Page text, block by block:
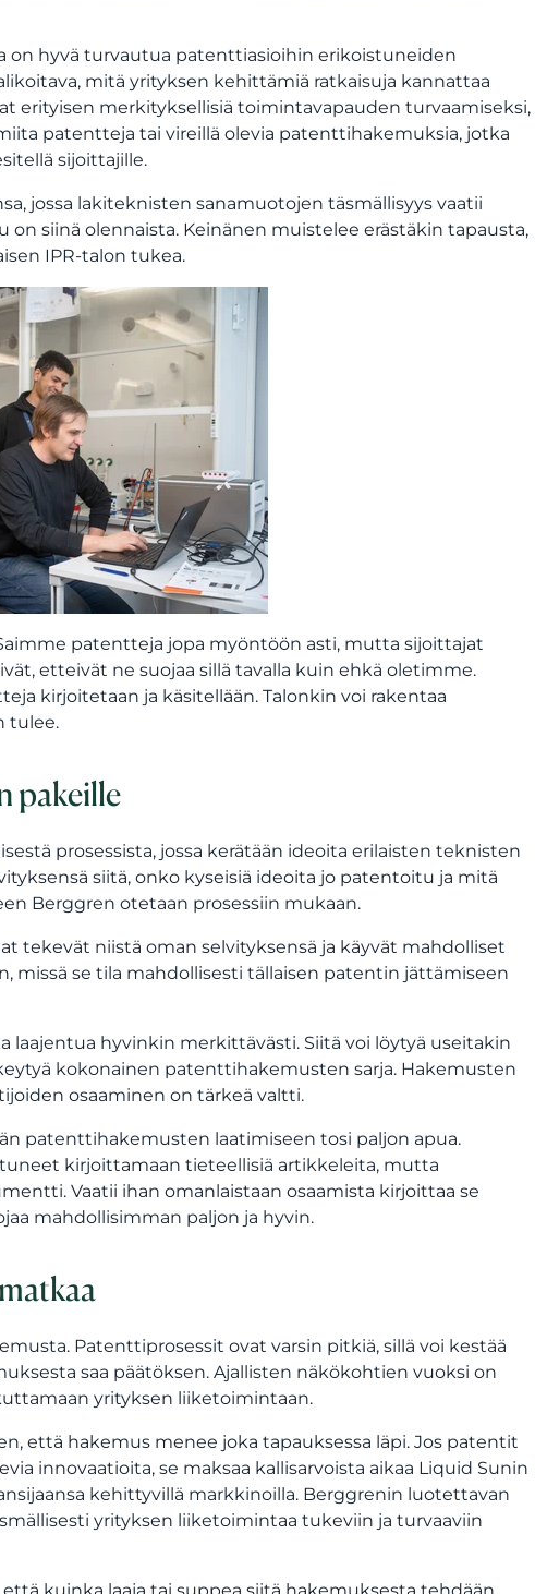
on hyvä turvautua patenttiasioihin erikoistuneiden
mitä yrityksen kehittämiä ratkaisuja kannattaa
erityisen merkityksellisiä toimintavapauden turvaamiseksi,
patentteja tai vireillä olevia patenttihakemuksia, jotka
sijoittajille.
jossa lakiteknisten sanamuotojen täsmällisyys vaatii
siinä olennaista. Keinänen muistelee erästäkin tapausta,
IPR-talon tukea.
patentteja jopa myöntöön asti, mutta sijoittajat
etteivät ne suojaa sillä tavalla kuin ehkä oletimme.
kirjoitetaan ja käsitellään. Talonkin voi rakentaa
tulee.
pakeille
prosessista, jossa kerätään ideoita erilaisten teknisten
siitä, onko kyseisiä ideoita jo patentoitu ja mitä
Berggren otetaan prosessiin mukaan.
tekevät niistä oman selvityksensä ja käyvät mahdolliset
missä se tila mahdollisesti tällaisen patentin jättämiseen
laajentua hyvinkin merkittävästi. Siitä voi löytyä useitakin
kokonainen patenttihakemusten sarja. Hakemusten
osaaminen on tärkeä valtti.
patenttihakemusten laatimiseen tosi paljon apua.
kirjoittamaan tieteellisiä artikkeleita, mutta
Vaatii ihan omanlaistaan osaamista kirjoittaa se
mahdollisimman paljon ja hyvin.
Patenttiprosessit ovat varsin pitkiä, sillä voi kestää
saa päätöksen. Ajallisten näkökohtien vuoksi on
yrityksen liiketoimintaan.
että hakemus menee joka tapauksessa läpi. Jos patentit
innovaatioita, se maksaa kallisarvoista aikaa Liquid Sunin
kehittyvillä markkinoilla. Berggrenin luotettavan
yrityksen liiketoimintaa tukeviin ja turvaaviin